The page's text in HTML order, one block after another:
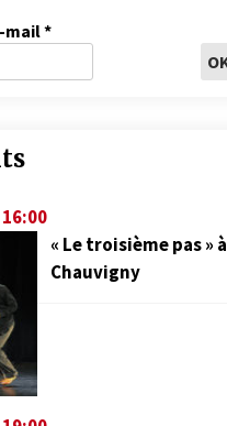
mail*
« Le troisième pas » à
Chauvigny